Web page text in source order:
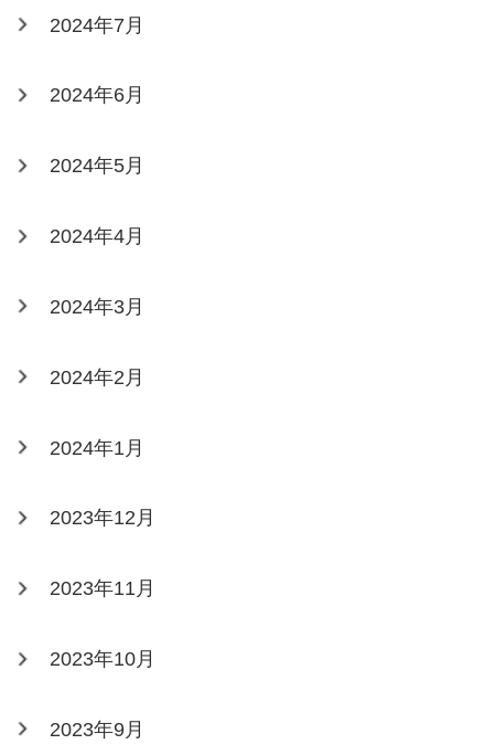
2024年7月
2024年6月
2024年5月
2024年4月
2024年3月
2024年2月
2024年1月
2023年12月
2023年11月
2023年10月
2023年9月